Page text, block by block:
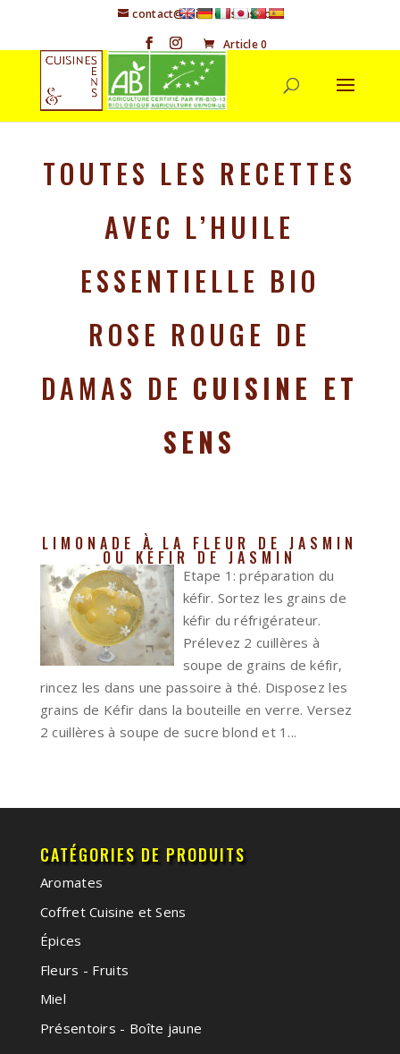
contact@cuisineetsens.com
Article 0
TOUTES LES RECETTES
AVEC L’HUILE
ESSENTIELLE BIO
ROSE ROUGE DE
DAMAS DE CUISINE ET
SENS
LIMONADE À LA FLEUR DE JASMIN
OU KÉFIR DE JASMIN
Etape 1: préparation du
kéfir. Sortez les grains de
kéfir du réfrigérateur.
Prélevez 2 cuillères à
soupe de grains de kéfir,
rincez les dans une passoire à thé. Disposez les
grains de Kéfir dans la bouteille en verre. Versez
2 cuillères à soupe de sucre blond et 1...
CATÉGORIES DE PRODUITS
Aromates
Coffret Cuisine et Sens
Épices
Fleurs - Fruits
Miel
Présentoirs - Boîte jaune